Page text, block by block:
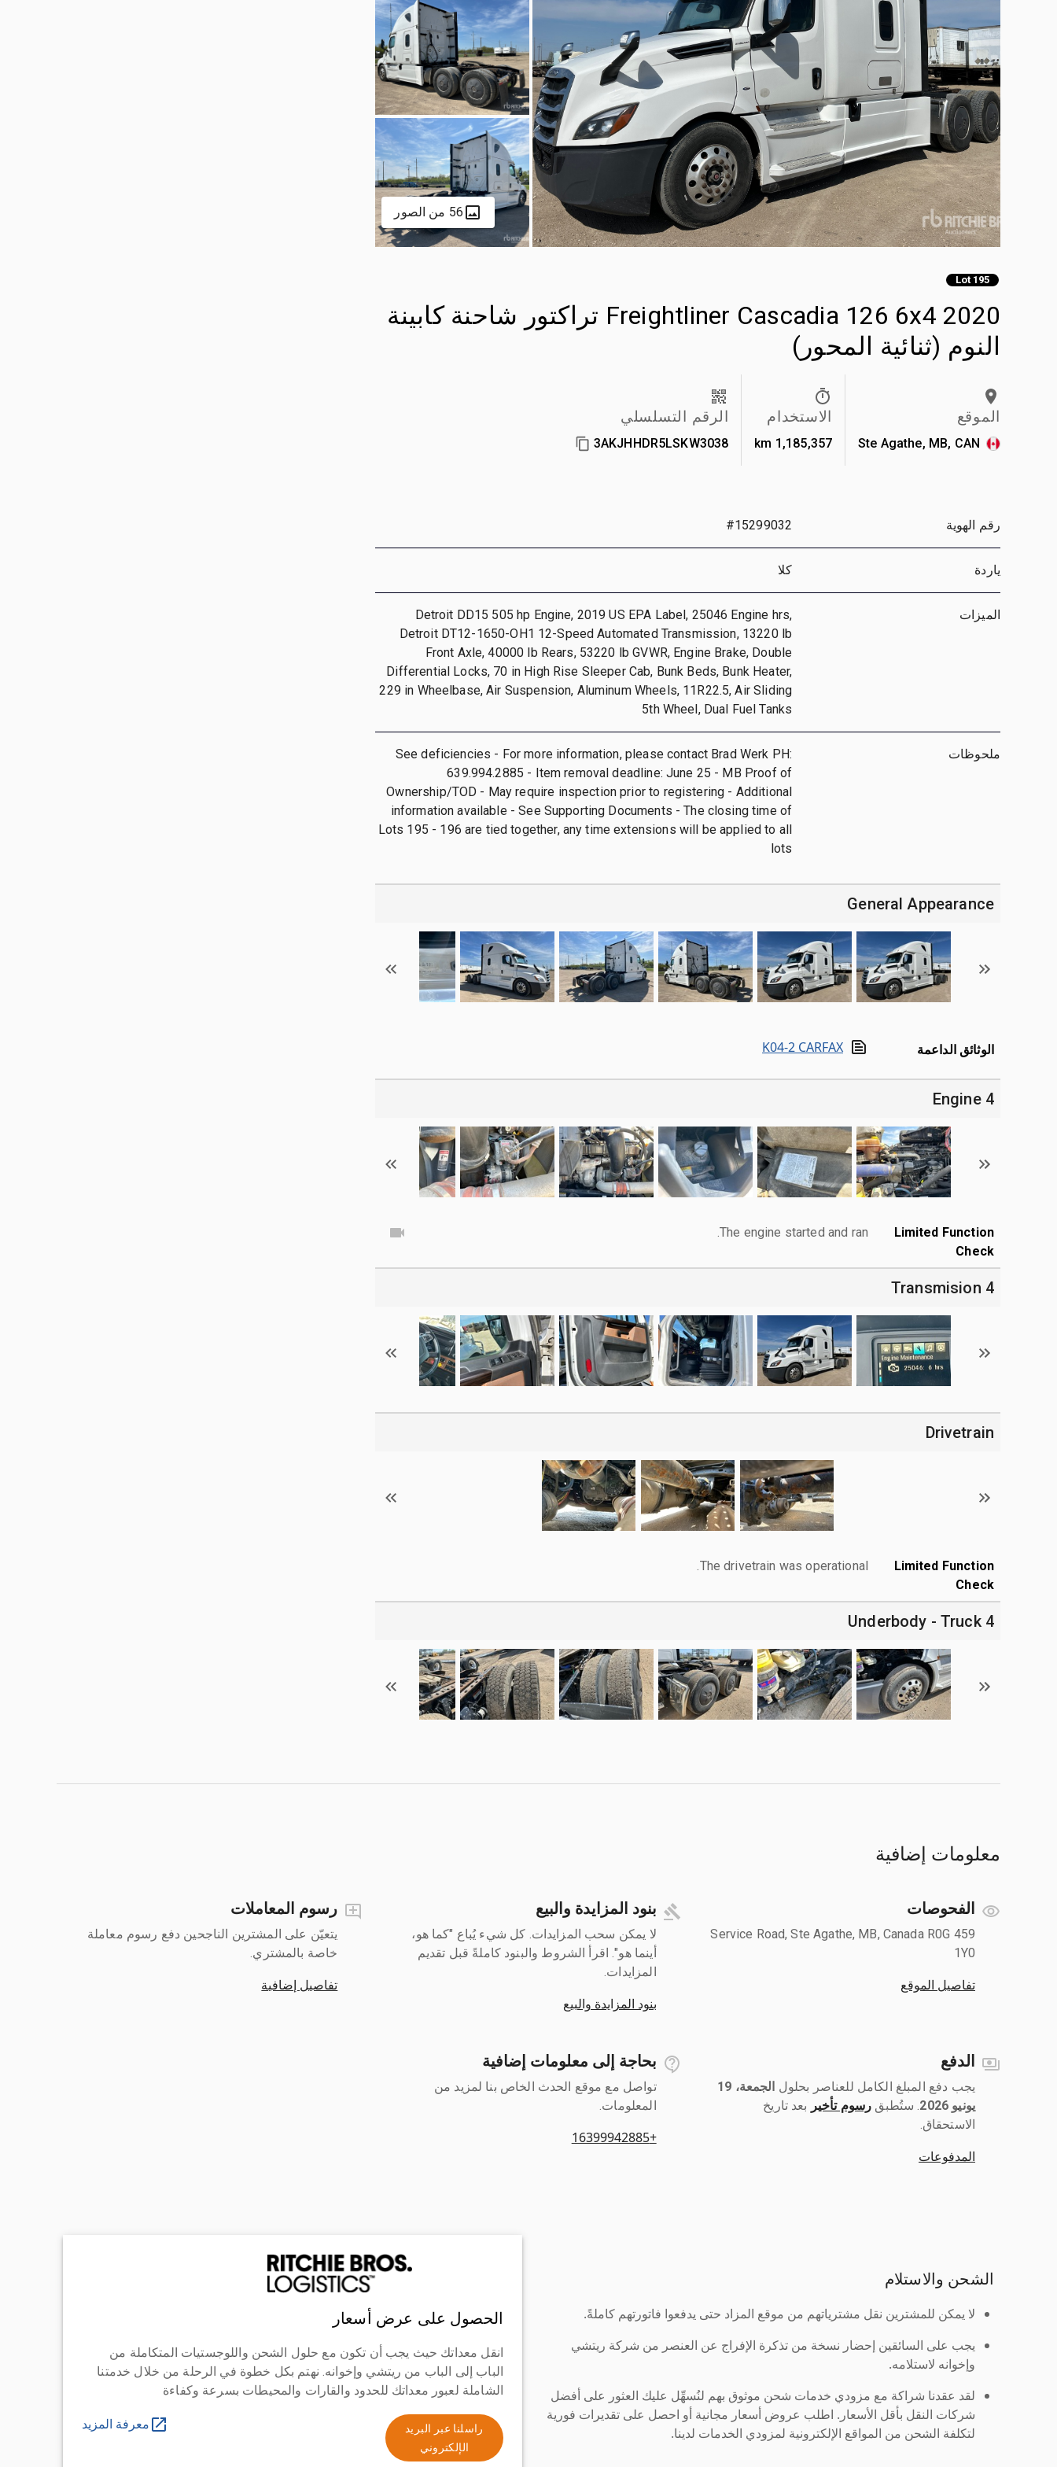
56 من الصور
Lot 195
2020 Freightliner Cascadia 126 6x4 تراكتور شاحنة كابينة
النوم (ثنائية المحور)
الموقع
Ste Agathe, MB, CAN
الاستخدام
1,185,357 km
الرقم التسلسلي
3AKJHHDR5LSKW3038
رقم الهوية #15299032
ياردة كلا
الميزات
Detroit DD15 505 hp Engine, 2019 US EPA Label, 25046 Engine hrs,
Detroit DT12-1650-OH1 12-Speed Automated Transmission, 13220 lb
Front Axle, 40000 lb Rears, 53220 lb GVWR, Engine Brake, Double
Differential Locks, 70 in High Rise Sleeper Cab, Bunk Beds, Bunk Heater,
229 in Wheelbase, Air Suspension, Aluminum Wheels, 11R22.5, Air Sliding
5th Wheel, Dual Fuel Tanks
ملحوظات
See deficiencies - For more information, please contact Brad Werk PH:
639.994.2885 - Item removal deadline: June 25 - MB Proof of
Ownership/TOD - May require inspection prior to registering - Additional
information available - See Supporting Documents - The closing time of
Lots 195 - 196 are tied together, any time extensions will be applied to all
lots
General Appearance
الوثائق الداعمة K04-2 CARFAX
4 Engine
Limited Function
Check
The engine started and ran.
4 Transmision
Drivetrain
Limited Function
Check
The drivetrain was operational.
4 Underbody - Truck
معلومات إضافية
الفحوصات
459 Service Road, Ste Agathe, MB, Canada R0G
1Y0
تفاصيل الموقع
بنود المزايدة والبيع
لا يمكن سحب المزايدات. كل شيء يُباع "كما هو،
أينما هو". اقرأ الشروط والبنود كاملةً قبل تقديم
المزايدات.
بنود المزايدة والبيع
رسوم المعاملات
يتعيّن على المشترين الناجحين دفع رسوم معاملة
خاصة بالمشتري.
تفاصيل إضافية
الدفع
يجب دفع المبلغ الكامل للعناصر بحلول ‎
الجمعة، 19
يونيو 2026
رسوم تأخير بعد تاريخ
الاستحقاق.
المدفوعات
بحاجة إلى معلومات إضافية
تواصل مع موقع الحدث الخاص بنا لمزيد من
المعلومات.
+16399942885
الشحن والاستلام
لا يمكن للمشترين نقل مشترياتهم من موقع المزاد حتى يدفعوا فاتورتهم كاملةً.
يجب على السائقين إحضار نسخة من تذكرة الإفراج عن العنصر من شركة ريتشي
وإخوانه لاستلامه.
لقد عقدنا شراكة مع مزودي خدمات شحن موثوق بهم لنُسهِّل عليك العثور على أفضل
شركات النقل بأقل الأسعار. اطلب عروض أسعار مجانية أو احصل على تقديرات فورية
لتكلفة الشحن من المواقع الإلكترونية لمزودي الخدمات لدينا.
الحصول على عرض أسعار
انقل معداتك حيث يجب أن تكون مع حلول الشحن واللوجستيات المتكاملة من
الباب إلى الباب من ريتشي وإخوانه. نهتم بكل خطوة في الرحلة من خلال خدمتنا
الشاملة لعبور معداتك للحدود والقارات والمحيطات بسرعة وكفاءة
راسلنا عبر البريد
الإلكتروني
معرفة المزيد